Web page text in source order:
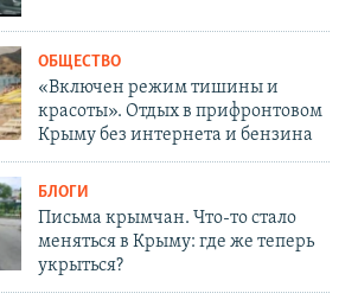
ОБЩЕСТВО
«Включен режим тишины и
красоты». Отдых в прифронтовом
Крыму без интернета и бензина
БЛОГИ
Письма крымчан. Что-то стало
меняться в Крыму: где же теперь
укрыться?